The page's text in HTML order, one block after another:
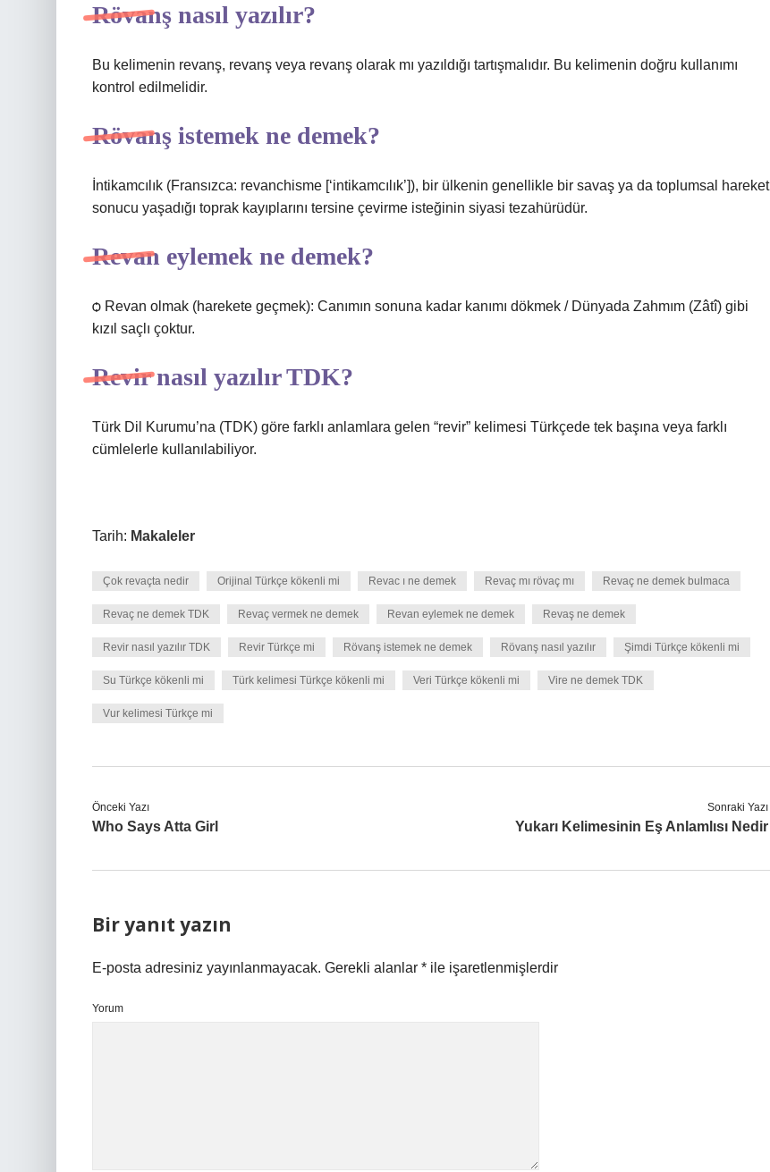
Rövanş nasıl yazılır?
Bu kelimenin revanş, revanş veya revanş olarak mı yazıldığı tartışmalıdır. Bu kelimenin doğru kullanımı
kontrol edilmelidir.
Rövanş istemek ne demek?
İntikamcılık (Fransızca: revanchisme [‘intikamcılık’]), bir ülkenin genellikle bir savaş ya da toplumsal hareket
sonucu yaşadığı toprak kayıplarını tersine çevirme isteğinin siyasi tezahürüdür.
Revan eylemek ne demek?
ѻ Revan olmak (harekete geçmek): Canımın sonuna kadar kanımı dökmek / Dünyada Zahmım (Zâtî) gibi
kızıl saçlı çoktur.
Revir nasıl yazılır TDK?
Türk Dil Kurumu’na (TDK) göre farklı anlamlara gelen “revir” kelimesi Türkçede tek başına veya farklı
cümlelerle kullanılabiliyor.
Tarih: Makaleler
Çok revaçta nedir Orijinal Türkçe kökenli mi Revac ı ne demek Revaç mı rövaç mı Revaç ne demek bulmaca
Revaç ne demek TDK Revaç vermek ne demek Revan eylemek ne demek Revaş ne demek
Revir nasıl yazılır TDK Revir Türkçe mi Rövanş istemek ne demek Rövanş nasıl yazılır Şimdi Türkçe kökenli mi
Su Türkçe kökenli mi Türk kelimesi Türkçe kökenli mi Veri Türkçe kökenli mi Vire ne demek TDK
Vur kelimesi Türkçe mi
Önceki Yazı
Who Says Atta Girl
Sonraki Yazı
Yukarı Kelimesinin Eş Anlamlısı Nedir
Bir yanıt yazın
E-posta adresiniz yayınlanmayacak. Gerekli alanlar * ile işaretlenmişlerdir
Yorum